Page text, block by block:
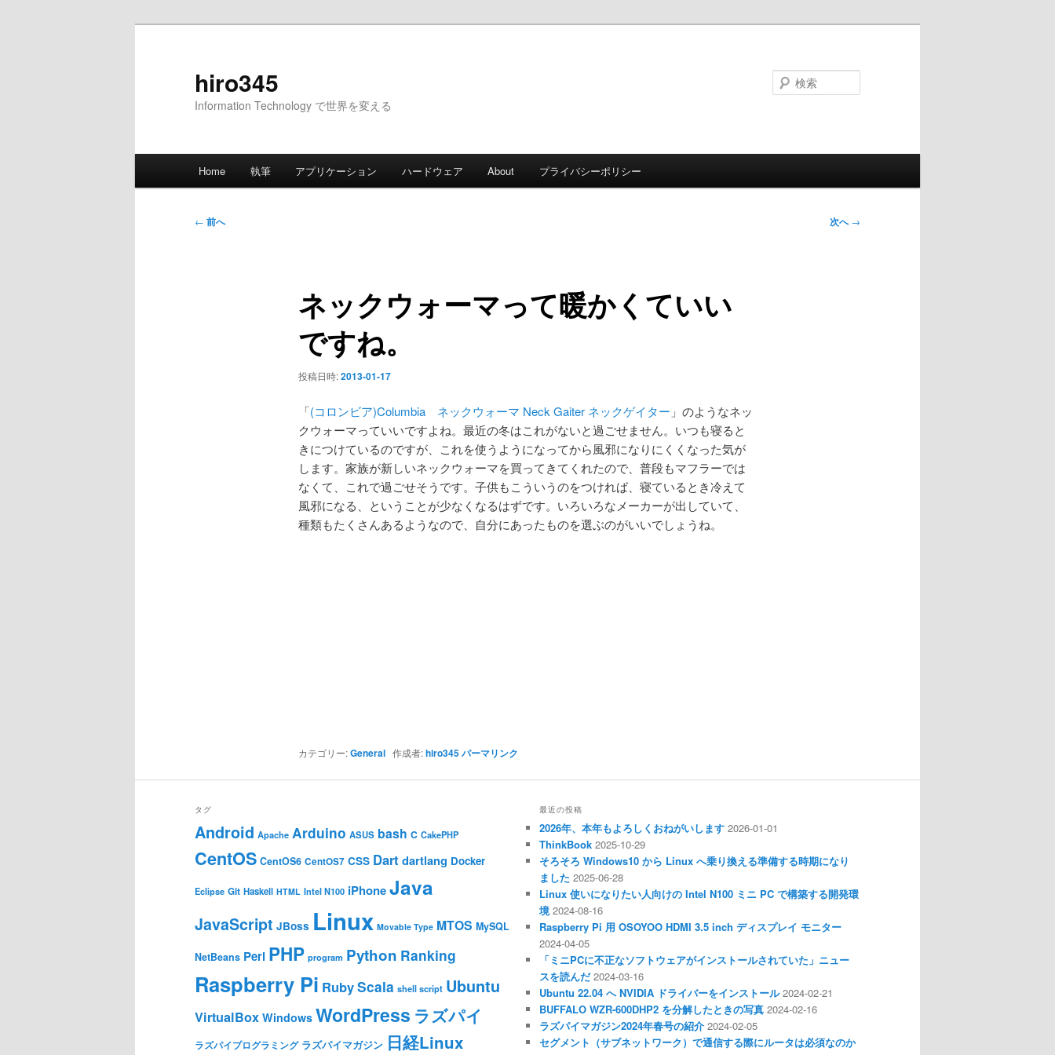
hiro345
Information Technology で世界を変える
Home 執筆 アプリケーション ハードウェア About プライバシーポリシー
投
← 前へ 次へ→
ネックウォーマって暖かくていい
ですね。
投稿日時:2013-01-17
「(コロンビア)Columbia ネックウォーマ Neck Gaiter ネックゲイター 」のようなネッ
クウォーマっていいですよね。最近の冬はこれがないと過ごせません。いつも寝ると
きにつけているのですが、これを使うようになってから風邪になりにくくなった気が
します。家族が新しいネックウォーマを買ってきてくれたので、普段もマフラーでは
なくて、これで過ごせそうです。子供もこういうのをつければ、寝ているとき冷えて
風邪になる、ということが少なくなるはずです。いろいろなメーカーが出していて、
種類もたくさんあるようなので、自分にあったものを選ぶのがいいでしょうね。
カテゴリー:General作成者:hiro345パーマリンク
タグ
Android Apache Arduino ASUS bash C CakePHP
CentOS CentOS6 CentOS7 CSS Dart dartlang Docker
Eclipse Git Haskell HTML Intel N100 iPhoneJava
JavaScript JBoss Linux Movable Type MTOS MySQL
NetBeans Perl PHP program Python Ranking
Raspberry Pi RubyScala shell script Ubuntu
VirtualBox Windows WordPress ラズパイ
ラズパイプログラミング ラズパイマガジン 日経Linux
最近の投稿
2026年、本年もよろしくおねがいします 2026-01-01
ThinkBook 2025-10-29
そろそろ Windows10 から Linux へ乗り換える準備する時期になり
ました 2025-06-28
Linux 使いになりたい人向けの Intel N100 ミニ PC で構築する開発環
境 2024-08-16
Raspberry Pi 用 OSOYOO HDMI 3.5 inch ディスプレイ モニター
2024-04-05
「ミニPCに不正なソフトウェアがインストールされていた」ニュー
スを読んだ 2024-03-16
Ubuntu 22.04 へ NVIDIA ドライバーをインストール 2024-02-21
BUFFALO WZR-600DHP2 を分解したときの写真 2024-02-16
ラズパイマガジン2024年春号の紹介 2024-02-05
セグメント（サブネットワーク）で通信する際にルータは必須なのか